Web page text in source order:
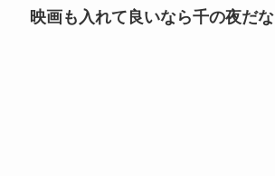
映画も入れて良いなら千の夜だな